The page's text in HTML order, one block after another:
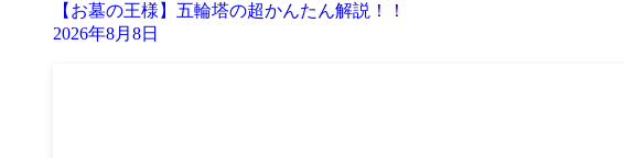
【お墓の王様】五輪塔の超かんたん解説！！
2026年8月8日